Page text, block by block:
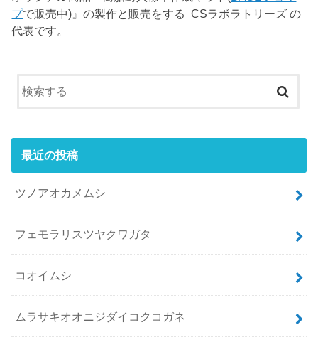
プで販売中)』の製作と販売をする CSラボラトリーズ の
代表です。
最近の投稿
ツノアオカメムシ
フェモラリスツヤクワガタ
コオイムシ
ムラサキオオニジダイコクコガネ